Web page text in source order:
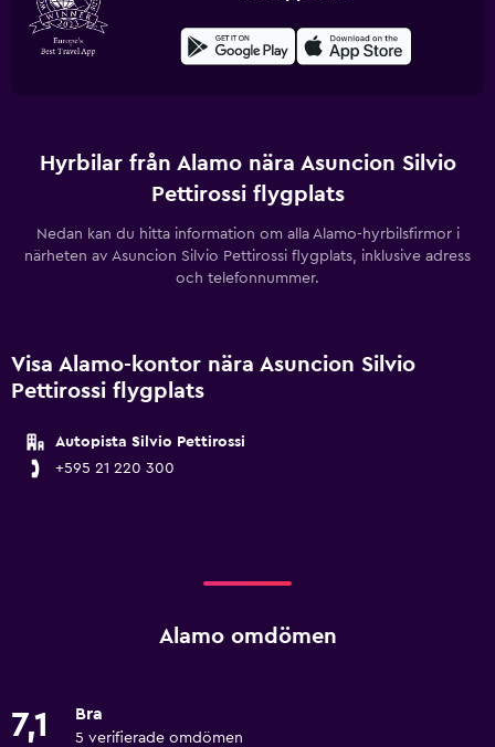
Hyrbilar från Alamo nära Asuncion Silvio
Pettirossi flygplats
Nedan kan du hitta information om alla Alamo-hyrbilsfirmor i
närheten av Asuncion Silvio Pettirossi flygplats, inklusive adress
och telefonnummer.
Visa Alamo-kontor nära Asuncion Silvio
Pettirossi flygplats
Autopista Silvio Pettirossi
+595 21 220 300
Alamo omdömen
7,1 Bra
5 verifierade omdömen